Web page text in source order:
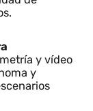
ejecutar y